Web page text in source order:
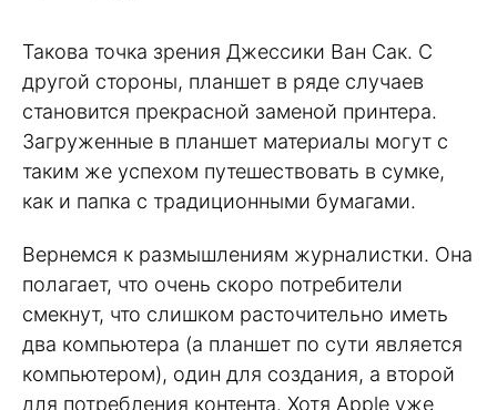
Такова точка зрения Джессики Ван Сак. С
другой стороны, планшет в ряде случаев
становится прекрасной заменой принтера.
Загруженные в планшет материалы могут с
таким же успехом путешествовать в сумке,
как и папка с традиционными бумагами.
Вернемся к размышлениям журналистки. Она
полагает, что очень скоро потребители
смекнут, что слишком расточительно иметь
два компьютера (а планшет по сути является
компьютером), один для создания, а второй
для потребления контента. Хотя Apple уже